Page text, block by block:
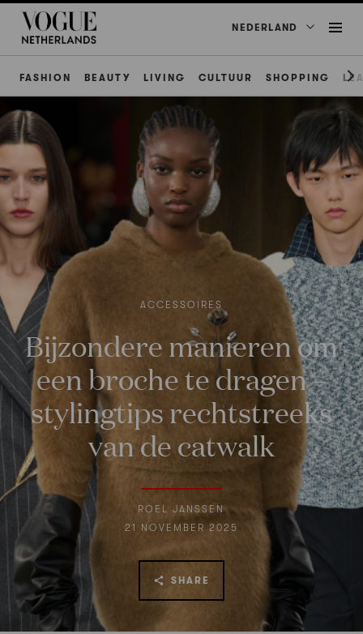
NEDERLAND
FASHION BEAUTY LIVING CULTUUR SHOPPING
ACCESSOIRES
Bijzondere manieren om
een broche te dragen –
stylingtips rechtstreeks
van de catwalk
ROEL JANSSEN
21 NOVEMBER 2025
SHARE